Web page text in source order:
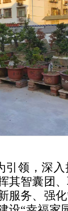
引领，深
其智囊团
服务、强